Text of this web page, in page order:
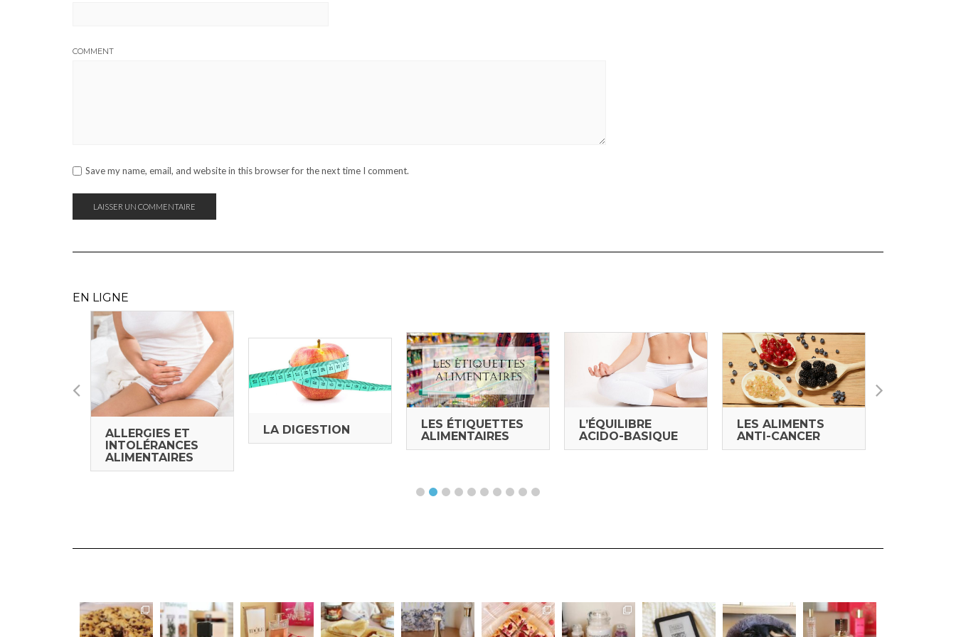
COMMENT
Save my name, email, and website in this browser for the next time I comment.
EN LIGNE
ALLERGIES ET
INTOLÉRANCES
ALIMENTAIRES
LA DIGESTION
LES ÉTIQUETTES
ALIMENTAIRES
L’ÉQUILIBRE
ACIDO-BASIQUE
LES ALIMENTS
ANTI-CANCER